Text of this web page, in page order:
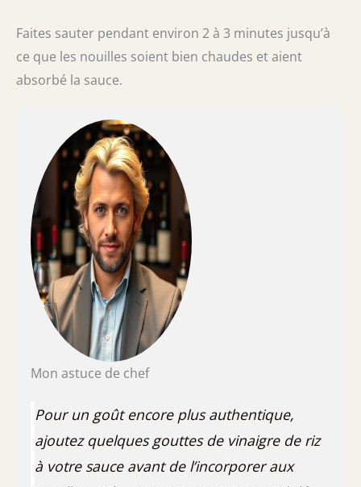
Faites sauter pendant environ 2 à 3 minutes jusqu’à
ce que les nouilles soient bien chaudes et aient
absorbé la sauce.
Mon astuce de chef
Pour un goût encore plus authentique,
ajoutez quelques gouttes de vinaigre de riz
à votre sauce avant de l’incorporer aux